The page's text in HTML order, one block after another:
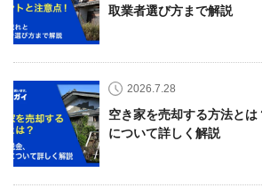
取業者選び方まで解説
2026.7.28
空き家を売却する方法と
について詳しく解説